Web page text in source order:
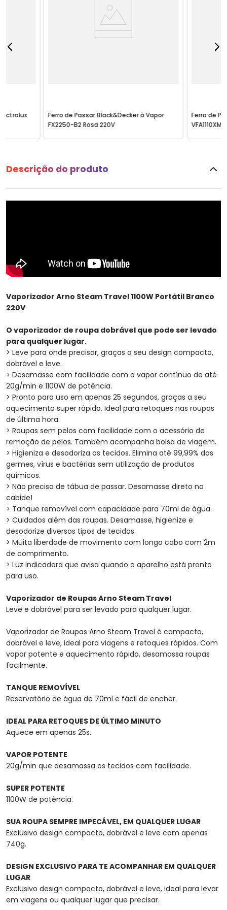
Ferro de Passar Black&Decker à Vapor
FX2250-B2 Rosa 220V
Ferro de
Descrição do produto
Vaporizador Arno Steam Travel 1100W Portátil Branco
220V
O vaporizador de roupa dobrável que pode ser levado
para qualquer lugar.
> Leve para onde precisar, graças a seu design compacto,
dobrável e leve.
> Desamasse com facilidade com o vapor contínuo de até
20g/min e 1100W de potência.
> Pronto para uso em apenas 25 segundos, graças a seu
aquecimento super rápido. Ideal para retoques nas roupas
de última hora.
> Roupas sem pelos com facilidade com o acessório de
remoção de pelos. Também acompanha bolsa de viagem.
> Higieniza e desodoriza os tecidos. Elimina até 99,99% dos
germes, vírus e bactérias sem utilização de produtos
químicos.
> Não precisa de tábua de passar. Desamasse direto no
cabide!
> Tanque removível com capacidade para 70ml de água.
> Cuidados além das roupas. Desamasse, higienize e
desodorize diversos tipos de tecidos.
> Muita liberdade de movimento com longo cabo com 2m
de comprimento.
> Luz indicadora que avisa quando o aparelho está pronto
para uso.
Vaporizador de Roupas Arno Steam Travel
Leve e dobrável para ser levado para qualquer lugar.
Vaporizador de Roupas Arno Steam Travel é compacto,
dobrável e leve, ideal para viagens e retoques rápidos. Com
vapor potente e aquecimento rápido, desamassa roupas
facilmente.
TANQUE REMOVÍVEL
Reservatório de água de 70ml e fácil de encher.
IDEAL PARA RETOQUES DE ÚLTIMO MINUTO
Aquece em apenas 25s.
VAPOR POTENTE
20g/min que desamassa os tecidos com facilidade.
SUPER POTENTE
1100W de potência.
SUA ROUPA SEMPRE IMPECÁVEL, EM QUALQUER LUGAR
Exclusivo design compacto, dobrável e leve com apenas
740g.
DESIGN EXCLUSIVO PARA TE ACOMPANHAR EM QUALQUER
LUGAR
Exclusivo design compacto, dobrável e leve, ideal para levar
em viagens ou qualquer lugar que precisar.